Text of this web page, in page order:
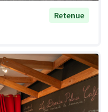
Retenue